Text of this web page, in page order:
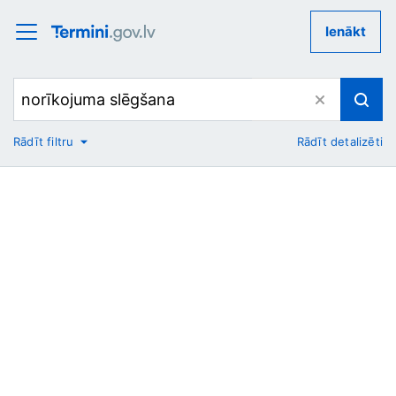
Ienākt
No
Rādīt filtru Rādīt detalizēti